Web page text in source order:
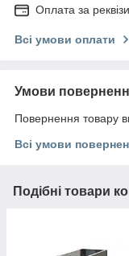
Оплата за
Всі умови оплати
Умови
Повернення товару
Всі умови
Подібні товари